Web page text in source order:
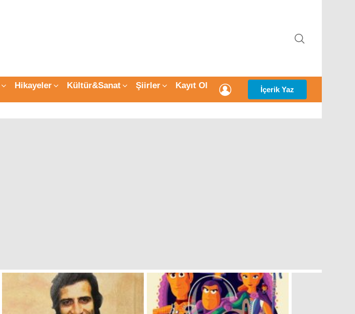
Hikayeler Kültür&Sanat Şiirler Kayıt Ol İçerik Yaz